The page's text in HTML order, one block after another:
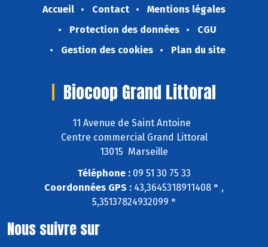
Accueil Contact
Mentions légales
Protection des données
CGU
Gestion des cookies
Plan du site
Biocoop Grand Littoral
11 Avenue de Saint Antoine
Centre commercial Grand Littoral
13015 Marseille
Téléphone : 09 51 30 75 33
Coordonnées GPS : 43,3645318911408 ° ,
5,35137824932099 °
Nous suivre sur